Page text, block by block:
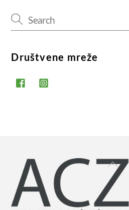
Društvene mreže
Facebook
Back
To
Top